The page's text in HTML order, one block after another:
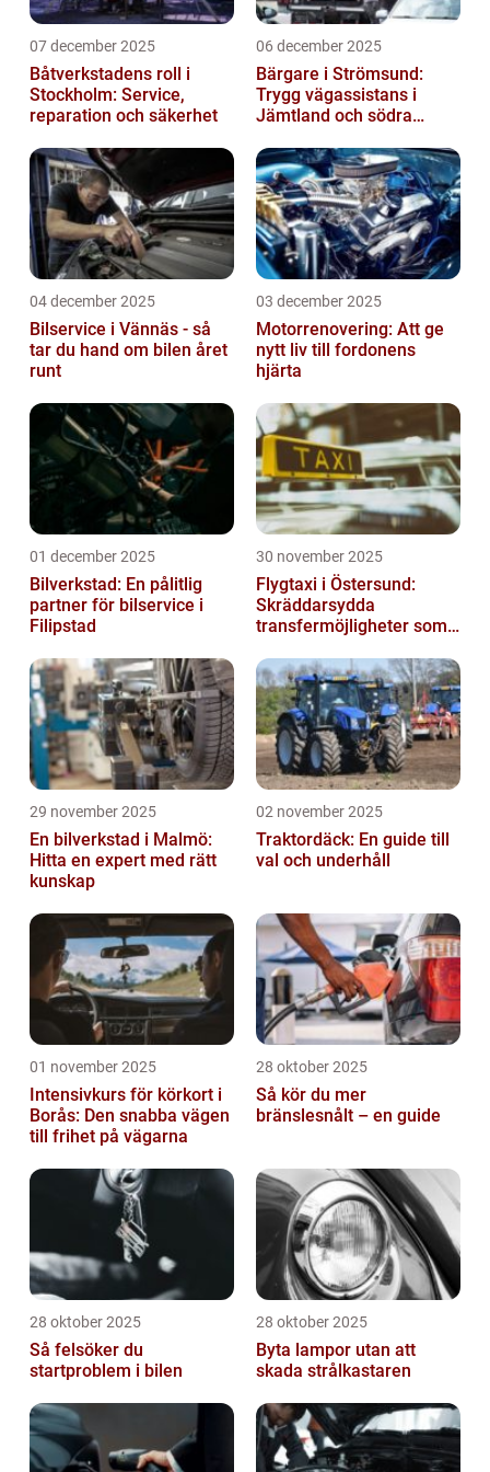
07 december 2025
Båtverkstadens roll i
Stockholm: Service,
reparation och säkerhet
06 december 2025
Bärgare i Strömsund:
Trygg vägassistans i
Jämtland och södra
04 december 2025
Bilservice i Vännäs - så
tar du hand om bilen året
runt
03 december 2025
Motorrenovering: Att ge
nytt liv till fordonens
hjärta
01 december 2025
Bilverkstad: En pålitlig
partner för bilservice i
Filipstad
30 november 2025
Flygtaxi i Östersund:
Skräddarsydda
transfermöjligheter som
29 november 2025
En bilverkstad i Malmö:
Hitta en expert med rätt
kunskap
02 november 2025
Traktordäck: En guide till
val och underhåll
01 november 2025
Intensivkurs för körkort i
Borås: Den snabba vägen
till frihet på vägarna
28 oktober 2025
Så kör du mer
bränslesnålt – en guide
28 oktober 2025
Så felsöker du
startproblem i bilen
28 oktober 2025
Byta lampor utan att
skada strålkastaren